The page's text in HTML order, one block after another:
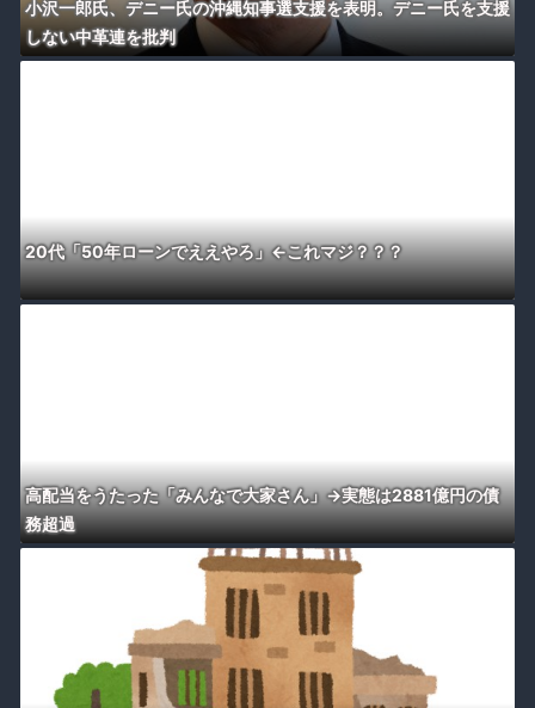
小沢一郎氏、デニー氏の沖縄知事選支援を表明。デニー氏を支援
しない中革連を批判
20代「50年ローンでええやろ」←これマジ？？？
高配当をうたった「みんなで大家さん」→実態は2881億円の債
務超過